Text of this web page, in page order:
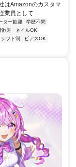
はAmazonのカスタマ
業員として ...
ター歓迎
学歴不問
歓迎
ネイルOK
シフト制
ピアスOK